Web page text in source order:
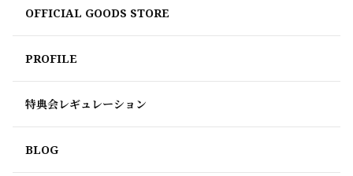
OFFICIAL GOODS STORE
PROFILE
特典会レギュレーション
BLOG